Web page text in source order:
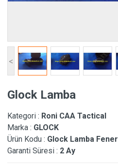
<
Glock Lamba
Kategori : Roni CAA Tactical
Marka : GLOCK
Ürün Kodu : Glock Lamba Fener
Garanti Süresi : 2 Ay